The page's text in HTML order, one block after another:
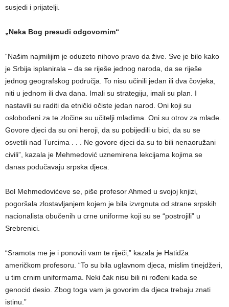
susjedi i prijatelji.
„Neka Bog presudi odgovornim“
“Našim najmilijim je oduzeto nihovo pravo da žive. Sve je bilo kako
je Srbija isplanirala – da se riješe jednog naroda, da se riješe
jednog geografskog područja. To nisu učinili jedan ili dva čovjeka,
niti u jednom ili dva dana. Imali su strategiju, imali su plan. I
nastavili su raditi da etnički očiste jedan narod. Oni koji su
oslobođeni za te zločine su učitelji mladima. Oni su otrov za mlade.
Govore djeci da su oni heroji, da su pobijedili u bici, da su se
osvetili nad Turcima . . . Ne govore djeci da su to bili nenaoružani
civili”, kazala je Mehmedović uznemirena lekcijama kojima se
danas podučavaju srpska djeca.
Bol Mehmedovićeve se, piše profesor Ahmed u svojoj knjizi,
pogoršala zlostavljanjem kojem je bila izvrgnuta od strane srpskih
nacionalista obučenih u crne uniforme koji su se “postrojili” u
Srebrenici.
“Sramota me je i ponoviti vam te riječi,” kazala je Hatidža
američkom profesoru. “To su bila uglavnom djeca, mislim tinejdžeri,
u tim crnim uniformama. Neki čak nisu bili ni rođeni kada se
genocid desio. Zbog toga vam ja govorim da djeca trebaju znati
istinu.”